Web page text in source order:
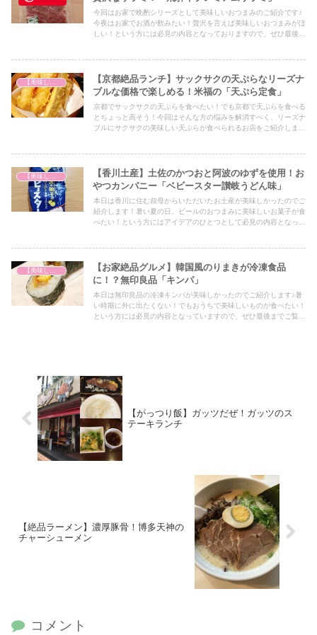
今回はお家で晩酌シリーズとして美味しいおつまみのご紹介です♪
今夜はお家でお酒が飲みたい！贅沢を言えば美味しいおつまみがほ
しい！という方には必見の内容となっておりますので、ぜひ最後ま
【美味しいは正義】
【京都絶品ランチ】サックサクの天ぷらなリーズナ
ブルな価格で楽しめる！米福の「天ぷら定食」
京都でサックサクの天ぷらを食べたい！でも京都で天ぷらを食べる
とちょっと高そう！今回はそんな方の悩みを解消すべく、リーズナ
ブルにサクサクの美味しい天ぷらが食べられるお店をご紹介しま
【美味しいは正義】
【香川土産】土佐のかつおと阿波のゆずを使用！お
やつカンパニー「ベビースター讃岐うどん味」
本日は香川に住む叔母からいただいたお土産が美味しかったのでご
紹介します！暑い夏の日、ビールのおつまみに美味しいお菓子が食
べたい！という方にはアイデアのひとつとして必見の内容となって
【お家絶品グルメ】韓国風のりまきが冷凍食品
に！？無印良品「キンパ」
本日は無印良品の冷凍キンパが美味しかったのでご紹介します♪暑
い時期に外に出たくない！でもおうちで美味しいものが食べたい！
という方には必見の内容となっていますので、ぜひ最後までご覧く
【がっつり飯】ガッツだぜ！ガッツのス
テーキランチ
【絶品ラーメン】濃厚豚骨！博多天神の
チャーシューメン
コメント